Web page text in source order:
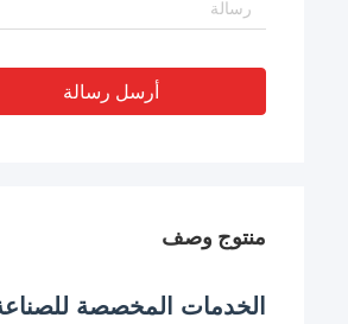
أرسل رسالة
منتوج وصف
الخدمات المخصصة